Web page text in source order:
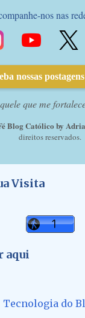
nos nas
nossas
que me
Blog Católico by
direitos reservados.
Visita
aqui
Tecnologia do